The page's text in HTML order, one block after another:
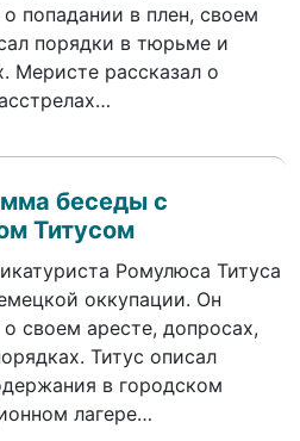
попадании в плен, своем
порядки в тюрьме и
Меристе рассказал о
беседы с
Титусом
Ромулюса Титуса
оккупации. Он
своем аресте, допросах,
Титус описал
в городском
лагере…